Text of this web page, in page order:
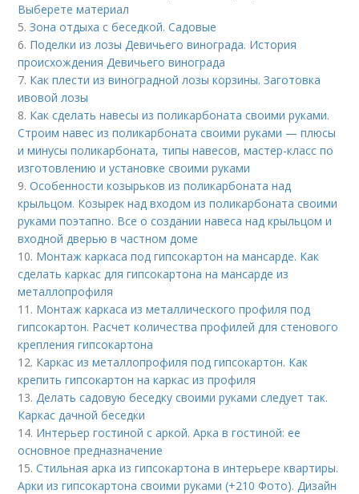
Выберете материал
5.Зона отдыха с беседкой. Садовые
6. Поделки из лозы Девичьего винограда. История
происхождения Девичьего винограда
7. Как плести из виноградной лозы корзины. Заготовка
ивовой лозы
8. Как сделать навесы из поликарбоната своими руками.
Строим навес из поликарбоната своими руками — плюсы
и минусы поликарбоната, типы навесов, мастер-класс по
изготовлению и установке своими руками
9.Особенности козырьков из поликарбоната над
крыльцом. Козырек над входом из поликарбоната своими
руками поэтапно. Все о создании навеса над крыльцом и
входной дверью в частном доме
10. Монтаж каркаса под гипсокартон на мансарде. Как
сделать каркас для гипсокартона на мансарде из
металлопрофиля
11. Монтаж каркаса из металлического профиля под
гипсокартон. Расчет количества профилей для стенового
крепления гипсокартона
12. Каркас из металлопрофиля под гипсокартон. Как
крепить гипсокартон на каркас из профиля
13.Делать садовую беседку своими руками следует так.
Каркас дачной беседки
14. Интерьер гостиной с аркой. Арка в гостиной: ее
основное предназначение
15.Стильная арка из гипсокартона в интерьере квартиры.
Арки из гипсокартона своими руками (+210 Фото). Дизайн